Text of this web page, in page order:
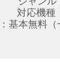
対応機種
基本無料